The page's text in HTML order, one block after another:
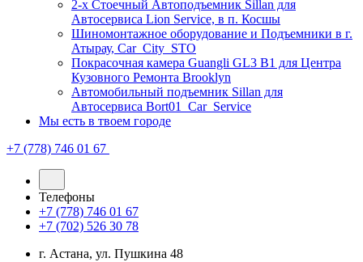
2-х Стоечный Автоподъемник Sillan для
Автосервиса Lion Service, в п. Косшы
Шиномонтажное оборудование и Подъемники в г.
Атырау, Car_City_STO
Покрасочная камера Guangli GL3 B1 для Центра
Кузовного Ремонта Brooklyn
Автомобильный подъемник Sillan для
Автосервиса Bort01_Car_Service
Мы есть в твоем городе
+7 (778) 746 01 67
Телефоны
+7 (778) 746 01 67
+7 (702) 526 30 78
г. Астана, ул. Пушкина 48